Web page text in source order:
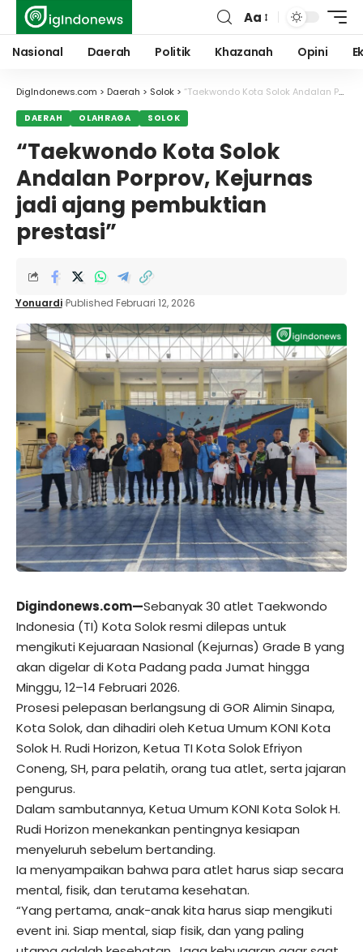
Font
Resizer
Aa
Nasional Daerah Politik Khazanah Opini
DigIndonews.com > Daerah > Solok > “Taekwondo Kota Solok Andalan Porprov, Kejurnas jadi ajang pembuktian prestasi”
DAERAH OLAHRAGA SOLOK
“Taekwondo Kota Solok
Andalan Porprov, Kejurnas
jadi ajang pembuktian
prestasi”
Yonuardi Published Februari 12, 2026
Digindonews.com—Sebanyak 30 atlet Taekwondo
Indonesia (TI) Kota Solok resmi dilepas untuk
mengikuti Kejuaraan Nasional (Kejurnas) Grade B yang
akan digelar di Kota Padang pada Jumat hingga
Minggu, 12–14 Februari 2026.
Prosesi pelepasan berlangsung di GOR Alimin Sinapa,
Kota Solok, dan dihadiri oleh Ketua Umum KONI Kota
Solok H. Rudi Horizon, Ketua TI Kota Solok Efriyon
Coneng, SH, para pelatih, orang tua atlet, serta jajaran
pengurus.
Dalam sambutannya, Ketua Umum KONI Kota Solok H.
Rudi Horizon menekankan pentingnya kesiapan
menyeluruh sebelum bertanding.
Ia menyampaikan bahwa para atlet harus siap secara
mental, fisik, dan terutama kesehatan.
“Yang pertama, anak-anak kita harus siap mengikuti
event ini. Siap mental, siap fisik, dan yang paling